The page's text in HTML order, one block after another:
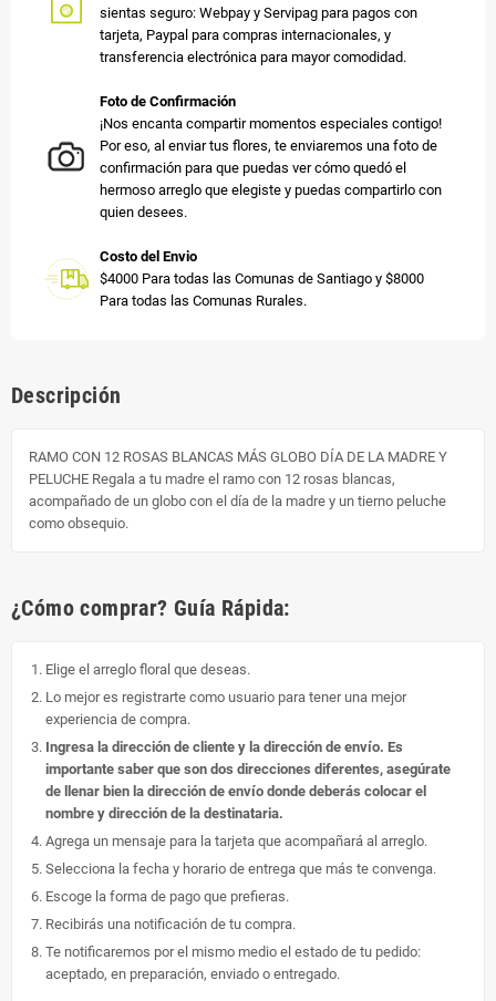
sientas seguro: Webpay y Servipag para pagos con
tarjeta, Paypal para compras internacionales, y
transferencia electrónica para mayor comodidad.
Foto de Confirmación
¡Nos encanta compartir momentos especiales contigo!
Por eso, al enviar tus flores, te enviaremos una foto de
confirmación para que puedas ver cómo quedó el
hermoso arreglo que elegiste y puedas compartirlo con
quien desees.
Costo del Envio
$4000 Para todas las Comunas de Santiago y $8000
Para todas las Comunas Rurales.
Descripción
RAMO CON 12 ROSAS BLANCAS MÁS GLOBO DÍA DE LA MADRE Y
PELUCHE Regala a tu madre el ramo con 12 rosas blancas,
acompañado de un globo con el día de la madre y un tierno peluche
como obsequio.
¿Cómo comprar? Guía Rápida:
Elige el arreglo floral que deseas.
Lo mejor es registrarte como usuario para tener una mejor
experiencia de compra.
Ingresa la dirección de cliente y la dirección de envío. Es
importante saber que son dos direcciones diferentes, asegúrate
de llenar bien la dirección de envío donde deberás colocar el
nombre y dirección de la destinataria.
Agrega un mensaje para la tarjeta que acompañará al arreglo.
Selecciona la fecha y horario de entrega que más te convenga.
Escoge la forma de pago que prefieras.
Recibirás una notificación de tu compra.
Te notificaremos por el mismo medio el estado de tu pedido:
aceptado, en preparación, enviado o entregado.